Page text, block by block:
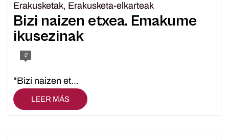
Erakusketak, Erakusketa-elkarteak
Bizi naizen etxea. Emakume
ikusezinak
0
"Bizi naizen et...
LEER MÁS